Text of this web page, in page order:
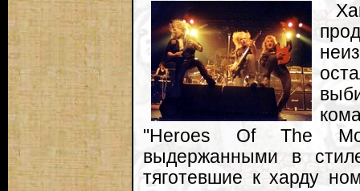
"Heroes Of The
выдержанными в
тяготевшие к харду